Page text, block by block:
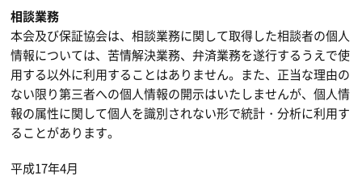
相談業務
本会及び保証協会は、相談業務に関して取得した相談者の個人
情報については、苦情解決業務、弁済業務を遂行するうえで使
用する以外に利用することはありません。また、正当な理由の
ない限り第三者への個人情報の開示はいたしませんが、個人情
報の属性に関して個人を識別されない形で統計・分析に利用す
ることがあります。
平成17年4月